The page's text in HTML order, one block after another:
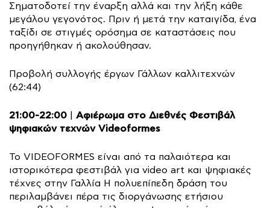
Σηματοδοτεί την έναρξη αλλά και την λήξη κάθε
μεγάλου γεγονότος. Πριν ή μετά την καταιγίδα, ένα
ταξίδι σε στιγμές ορόσημα σε καταστάσεις που
προηγήθηκαν ή ακολούθησαν.
Προβολή συλλογής έργων Γάλλων καλλιτεχνών
(62:44)
21:00-22:00
Αφιέρωμα στο Διεθνές Φεστιβάλ
ψηφιακών τεχνών Videoformes
To VIDEOFORMES είναι από τα παλαιότερα και
ιστορικότερα φεστιβάλ για video art και ψηφιακές
τέχνες στην Γαλλία Η πολυεπίπεδη δράση του
περιλαμβάνει πέρα τις διοργάνωσης ετήσιου